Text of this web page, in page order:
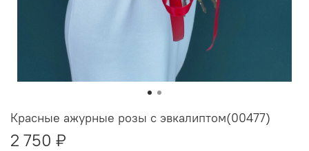
Красные ажурные розы с эвкалиптом(00477)
2 750 ₽